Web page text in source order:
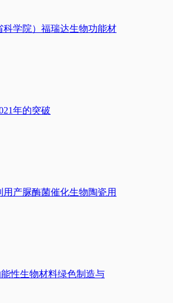
学院）福瑞达生物功能材
年的突破
产脲酶菌催化生物陶瓷用
性生物材料绿色制造与